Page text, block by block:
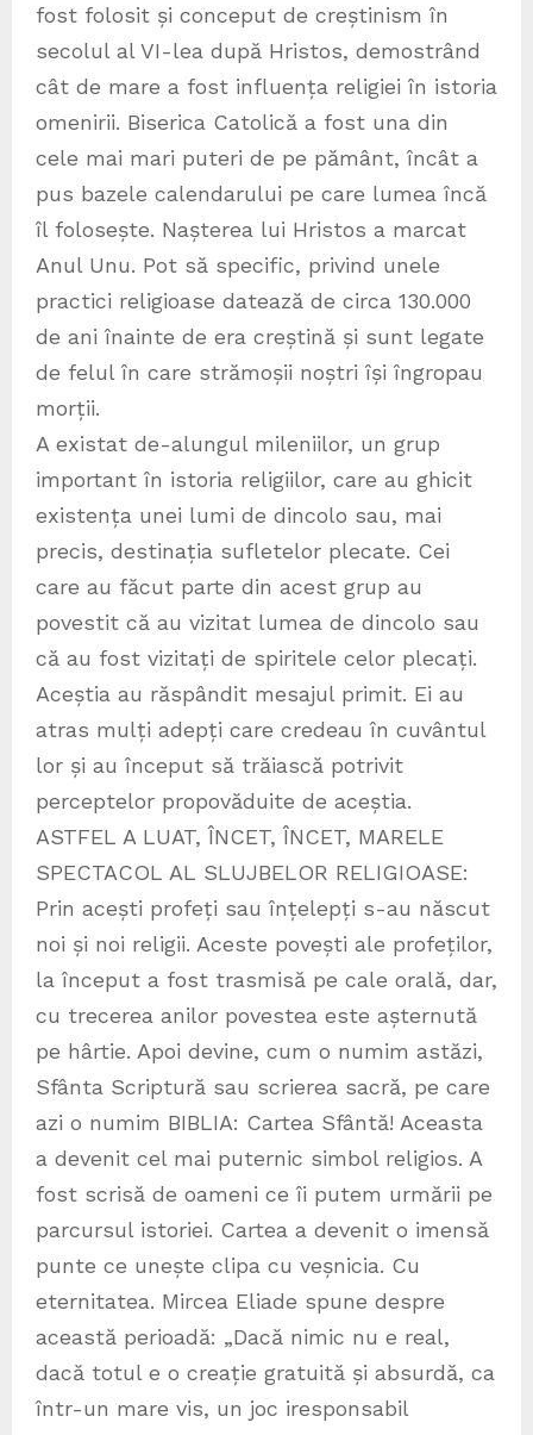
fost folosit și conceput de creștinism în
secolul al VI-lea după Hristos, demostrând
cât de mare a fost influența religiei în istoria
omenirii. Biserica Catolică a fost una din
cele mai mari puteri de pe pământ, încât a
pus bazele calendarului pe care lumea încă
îl folosește. Nașterea lui Hristos a marcat
Anul Unu. Pot să specific, privind unele
practici religioase datează de circa 130.000
de ani înainte de era creștină și sunt legate
de felul în care strămoșii noștri își îngropau
morții.
A existat de-alungul mileniilor, un grup
important în istoria religiilor, care au ghicit
existența unei lumi de dincolo sau, mai
precis, destinația sufletelor plecate. Cei
care au făcut parte din acest grup au
povestit că au vizitat lumea de dincolo sau
că au fost vizitați de spiritele celor plecați.
Aceștia au răspândit mesajul primit. Ei au
atras mulți adepți care credeau în cuvântul
lor și au început să trăiască potrivit
perceptelor propovăduite de aceștia.
ASTFEL A LUAT, ÎNCET, ÎNCET, MARELE
SPECTACOL AL SLUJBELOR RELIGIOASE:
Prin acești profeți sau înțelepți s-au născut
noi și noi religii. Aceste povești ale profeților,
la început a fost trasmisă pe cale orală, dar,
cu trecerea anilor povestea este așternută
pe hârtie. Apoi devine, cum o numim astăzi,
Sfânta Scriptură sau scrierea sacră, pe care
azi o numim BIBLIA: Cartea Sfântă! Aceasta
a devenit cel mai puternic simbol religios. A
fost scrisă de oameni ce îi putem urmării pe
parcursul istoriei. Cartea a devenit o imensă
punte ce unește clipa cu veșnicia. Cu
eternitatea. Mircea Eliade spune despre
această perioadă: „Dacă nimic nu e real,
dacă totul e o creație gratuită și absurdă, ca
într-un mare vis, un joc iresponsabil